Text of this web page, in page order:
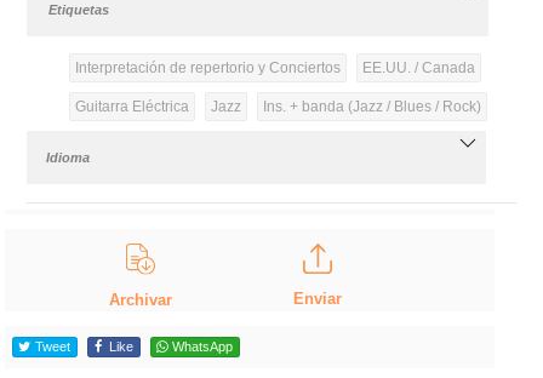
Etiquetas
Interpretación de repertorio y Conciertos EE.UU. / Canada
Guitarra Eléctrica Jazz Ins. + banda (Jazz / Blues / Rock)
Idioma
Archivar Enviar
Tweet Like WhatsApp